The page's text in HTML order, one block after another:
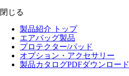
閉じる
製品紹介 トップ
エアバッグ製品
プロテクター/パッド
オプション・アクセサリー
製品カタログPDFダウンロード